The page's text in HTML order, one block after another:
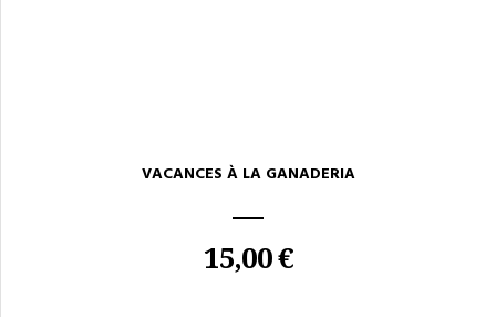
VACANCES À LA GANADERIA
15,00 €